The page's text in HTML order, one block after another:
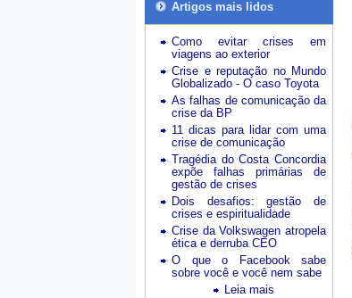
Artigos mais lidos
Como evitar crises em
viagens ao exterior
Crise e reputação no Mundo
Globalizado - O caso Toyota
As falhas de comunicação da
crise da BP
11 dicas para lidar com uma
crise de comunicação
Tragédia do Costa Concordia
expõe falhas primárias de
gestão de crises
Dois desafios: gestão de
crises e espiritualidade
Crise da Volkswagen atropela
ética e derruba CEO
O que o Facebook sabe
sobre você e você nem sabe
Leia mais